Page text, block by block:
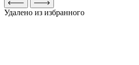
Удалено из избранного